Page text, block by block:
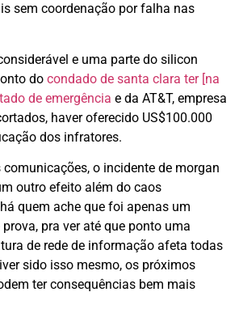
sem coordenação por falha nas
e uma parte do silicon
do condado de santa clara ter [na
de emergência e da AT&T, empresa
haver oferecido US$100.000
dos infratores.
o incidente de morgan
outro efeito além do caos
quem ache que foi apenas um
pra ver até que ponto uma
de rede de informação afeta todas
sido isso mesmo, os próximos
ter consequências bem mais